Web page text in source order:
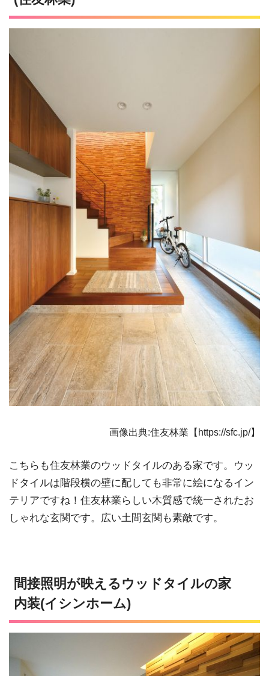
画像出典:住友林業【https://sfc.jp/】
こちらも住友林業のウッドタイルのある家です。ウッ
ドタイルは階段横の壁に配しても非常に絵になるイン
テリアですね！住友林業らしい木質感で統一されたお
しゃれな玄関です。広い土間玄関も素敵です。
間接照明が映えるウッドタイルの家
内装(イシンホーム)